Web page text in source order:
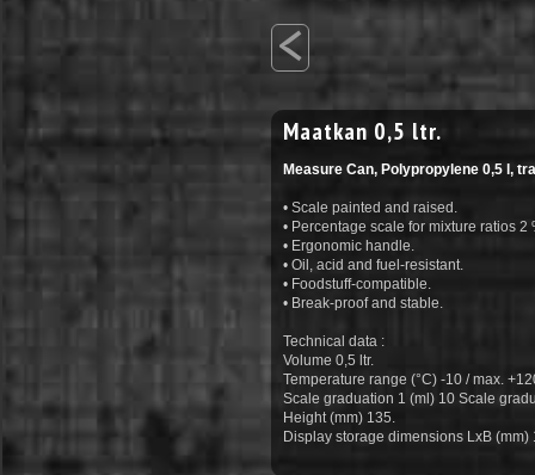
<
Maatkan 0,5 ltr.
Measure Can, Polypropylene 0,5 l,
• Scale painted and raised.
• Percentage scale for mixture ratios 2
• Ergonomic handle.
• Oil, acid and fuel-resistant.
• Foodstuff-compatible.
• Break-proof and stable.
Technical data :
Volume 0,5 ltr.
Temperature range (°C) -10 / max.
Scale graduation 1 (ml) 10 Scale
Height (mm) 135.
Display storage dimensions LxB (mm)